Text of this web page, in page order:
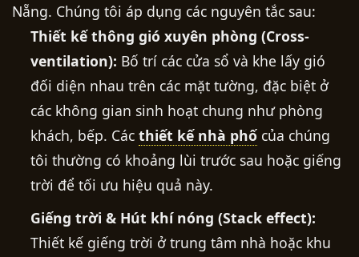
Nẵng. Chúng tôi áp dụng các nguyên tắc sau:
Thiết kế thông gió xuyên phòng (Cross-
ventilation): Bố trí các cửa sổ và khe lấy gió
đối diện nhau trên các mặt tường, đặc biệt ở
các không gian sinh hoạt chung như phòng
khách, bếp. Các thiết kế nhà phốcủa chúng
tôi thường có khoảng lùi trước sau hoặc giếng
trời để tối ưu hiệu quả này.
Giếng trời & Hút khí nóng (Stack effect):
Thiết kế giếng trời ở trung tâm nhà hoặc khu